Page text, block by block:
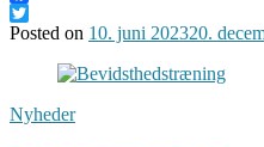
Facebook
Twitter
Posted on 10. juni 202320.
Nyheder